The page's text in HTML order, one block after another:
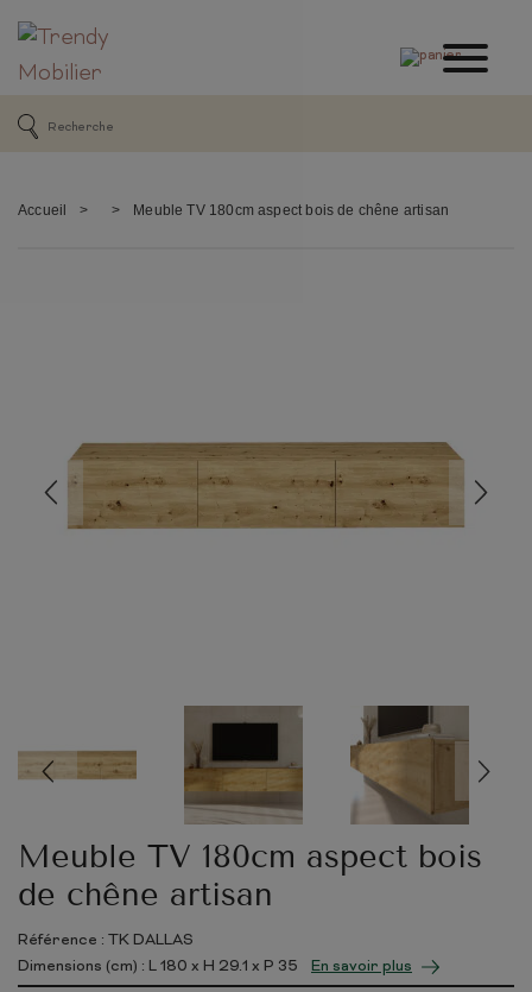
Accueil > > Meuble TV 180cm aspect bois de chêne artisan
Meuble TV 180cm aspect bois
de chêne artisan
Référence : TK DALLAS
Dimensions (cm) : L180 x H 29.1 x P 35 En savoir plus